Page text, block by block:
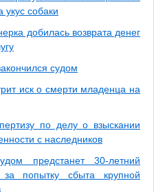
укус собаки
добилась возврата денег
судом
иск о смерти младенца на
по делу о взыскании
с наследников
предстанет 30-летний
попытку сбыта крупной